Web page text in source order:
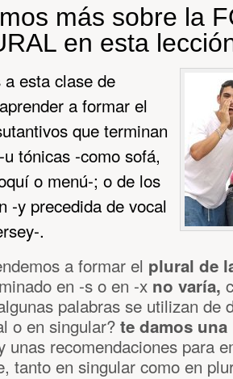
más sobre la
en esta
esta clase de
a formar el
que terminan
tónicas -como sofá,
o menú-; o de los
-y precedida de vocal
.
a formar el plural de
en -s o en -x no varía,
palabras se utilizan de
o en singular? te damos
unas recomendaciones para
tanto en singular como en